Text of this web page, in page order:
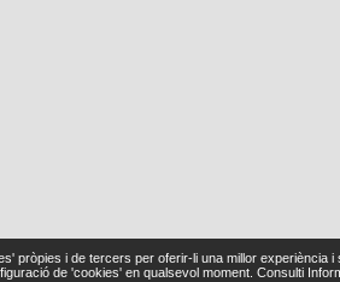
pròpies i de tercers per oferir-li una millor
de 'cookies' en qualsevol moment. Consulti